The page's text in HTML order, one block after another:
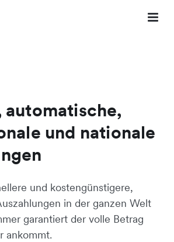
automatische,
und nationale
und kostengünstigere,
in der ganzen Welt
garantiert der volle Betrag
ankommt.